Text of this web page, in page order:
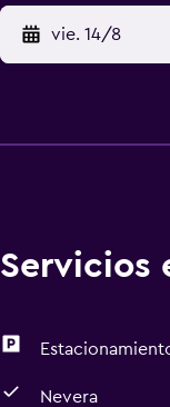
vie. 14/8
Servicios
Nevera